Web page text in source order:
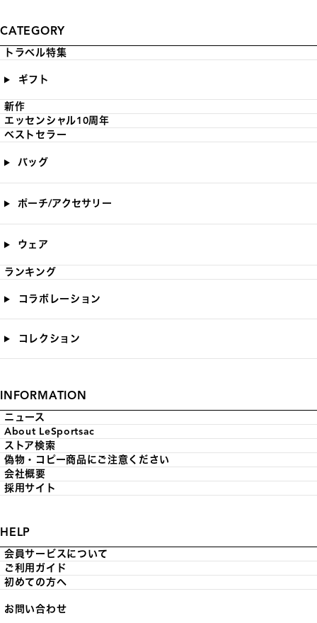
CATEGORY
トラベル特集
ギフト
新作
エッセンシャル10周年
ベストセラー
バッグ
ポーチ/アクセサリー
ウェア
ランキング
コラボレーション
コレクション
INFORMATION
ニュース
About LeSportsac
ストア検索
偽物・コピー商品にご注意ください
会社概要
採用サイト
HELP
会員サービスについて
ご利用ガイド
初めての方へ
お問い合わせ